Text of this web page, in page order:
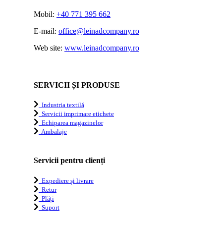
Mobil: +40 771 395 662
E-mail: office@leinadcompany.ro
Web site: www.leinadcompany.ro
SERVICII ȘI PRODUSE
Industria textilă
Servicii imprimare etichete
Echiparea magazinelor
Ambalaje
Servicii pentru clienți
Expediere și livrare
Retur
Plăți
Suport